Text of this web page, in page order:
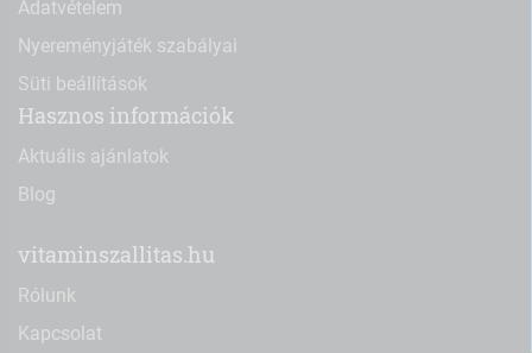
Adatvételem
Nyereményjáték szabályai
Süti beállítások
Hasznos információk
Aktuális ajánlatok
Blog
vitaminszallitas.hu
Rólunk
Kapcsolat